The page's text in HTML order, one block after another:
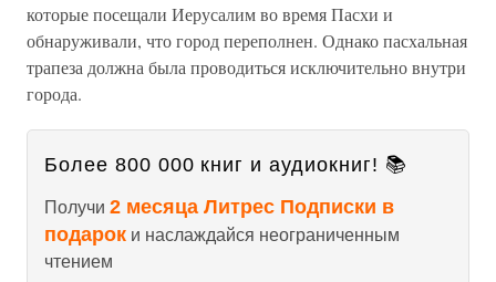
которые посещали Иерусалим во время Пасхи и
обнаруживали, что город переполнен. Однако пасхальная
трапеза должна была проводиться исключительно внутри
города.
Более 800 000 книг и аудиокниг! 📚
Получи 2 месяца Литрес Подписки в
подарок и наслаждайся неограниченным
чтением